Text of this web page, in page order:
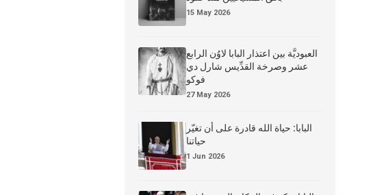
15 May 2026
العبوديَّة بين اعتذار البابا لاوُن الرابع
عشر وصرخة القدِّيس شارل دي
فوكو
27 May 2026
البابا: حياة الله قادرة على أن تغيّر
حياتنا
1 Jun 2026